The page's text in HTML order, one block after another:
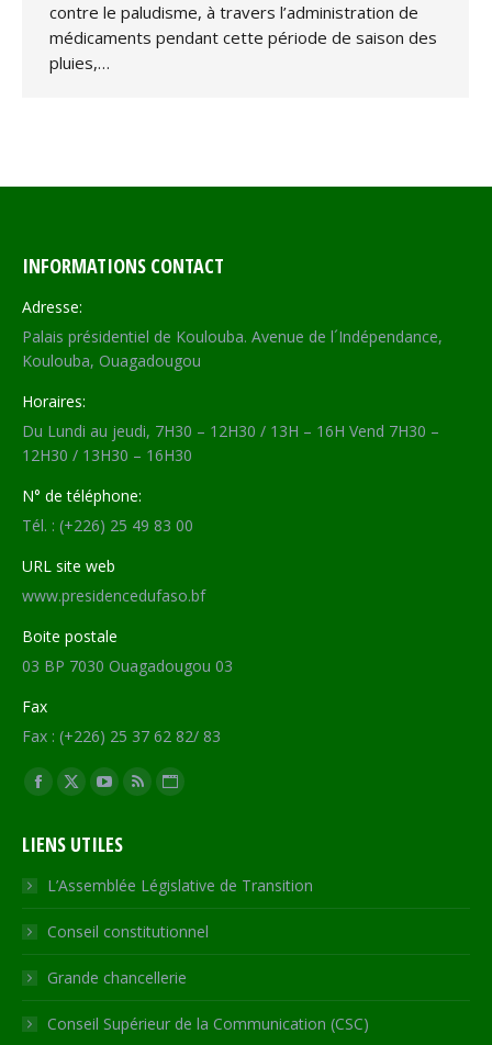
contre le paludisme, à travers l’administration de
médicaments pendant cette période de saison des
pluies,…
INFORMATIONS CONTACT
Adresse:
Palais présidentiel de Koulouba. Avenue de l´Indépendance,
Koulouba, Ouagadougou
Horaires:
Du Lundi au jeudi, 7H30 – 12H30 / 13H – 16H Vend 7H30 –
12H30 / 13H30 – 16H30
N° de téléphone:
Tél. : (+226) 25 49 83 00
URL site web
www.presidencedufaso.bf
Boite postale
03 BP 7030 Ouagadougou 03
Fax
Fax : (+226) 25 37 62 82/ 83
Trouvez nous sur :
Facebook
opens
in
new
window
X
opens
in
new
window
YouTube
opens
in
new
window
RSS
in
new
window
Site
opens
in
new
LIENS UTILES
L’Assemblée Législative de Transition
Conseil constitutionnel
Grande chancellerie
Conseil Supérieur de la Communication (CSC)